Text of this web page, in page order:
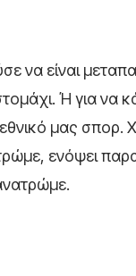
να είναι
Ή για να
μας σπορ.
ενόψει